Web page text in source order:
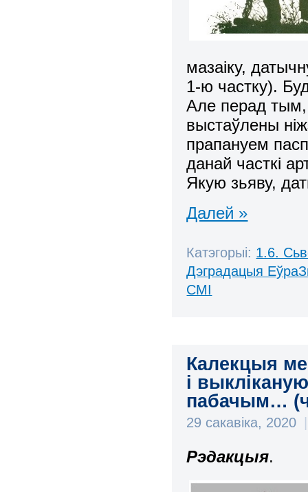
мазаіку,
1-ю частку).
Але перад тым,
выстаўлены
прапануем
данай часткі
Якую зьяву,
Далей »
Катэгорыі: 1.6.
Дэградацыя
СМІ
Калекцыя
і
пабачым…
29 сакавіка, 2020
Рэдакцыя.